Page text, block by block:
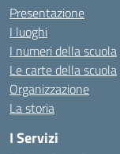
Presentazione
I luoghi
I numeri della scuola
Le carte della scuola
Organizzazione
La storia
I Servizi